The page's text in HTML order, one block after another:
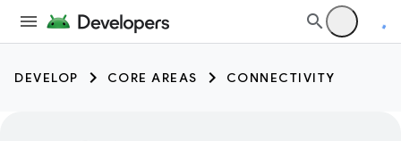
DEVELOP CORE AREAS CONNECTIVITY